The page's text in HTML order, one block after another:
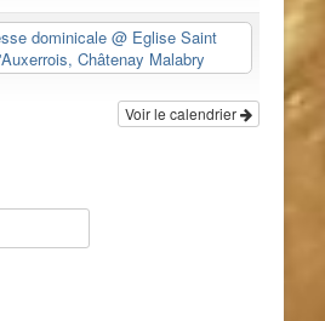
dominicale @ Eglise Saint
Châtenay Malabry
Voir le calendrier